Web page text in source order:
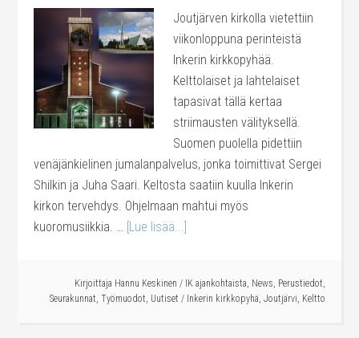
Joutjärven kirkolla vietettiin
viikonloppuna perinteistä
Inkerin kirkkopyhää.
Kelttolaiset ja lahtelaiset
tapasivat tällä kertaa
striimausten välityksellä.
Suomen puolella pidettiin
venäjänkielinen jumalanpalvelus, jonka toimittivat Sergei
Shilkin ja Juha Saari. Keltosta saatiin kuulla Inkerin
kirkon tervehdys. Ohjelmaan mahtui myös
kuoromusiikkia. … [Lue lisää...]
Kirjoittaja Hannu Keskinen / IK ajankohtaista, News, Perustiedot,
Seurakunnat, Työmuodot, Uutiset / Inkerin kirkkopyhä, Joutjärvi, Keltto